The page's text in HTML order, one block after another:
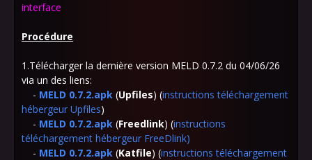
interface
Procédure
1.Télécharger la dernière version MELD 0.7.2 du 04/06/26
via un des liens:
- MELD 0.7.2.apk (Upfiles) (instructions téléchargement
hébergeur Upfiles)
- MELD 0.7.2.apk (Freedlink) (instructions
téléchargement hébergeur FreeDlink)
- MELD 0.7.2.apk (Katfile) (instructions téléchargement